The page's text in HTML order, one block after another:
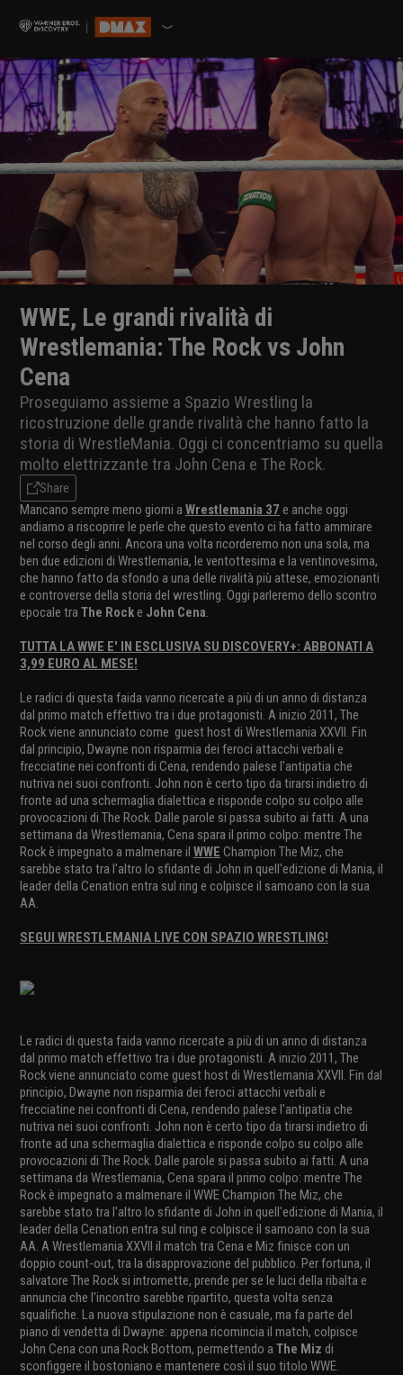
WWE, Le grandi rivalità di
Wrestlemania: The Rock vs John
Cena
Proseguiamo assieme a Spazio Wrestling la
ricostruzione delle grande rivalità che hanno fatto la
storia di WrestleMania. Oggi ci concentriamo su quella
molto elettrizzante tra John Cena e The Rock.
Share
Mancano sempre meno giorni a Wrestlemania 37 e anche oggi
andiamo a riscoprire le perle che questo evento ci ha fatto ammirare
nel corso degli anni. Ancora una volta ricorderemo non una sola, ma
ben due edizioni di Wrestlemania, le ventottesima e la ventinovesima,
che hanno fatto da sfondo a una delle rivalità più attese, emozionanti
e controverse della storia del wrestling. Oggi parleremo dello scontro
epocale tra The Rocke John Cena.
TUTTA LA WWE E' IN ESCLUSIVA SU DISCOVERY+: ABBONATI A
3,99 EURO AL MESE!
Le radici di questa faida vanno ricercate a più di un anno di distanza
dal primo match effettivo tra i due protagonisti. A inizio 2011, The
Rock viene annunciato come guest host di Wrestlemania XXVII. Fin
dal principio, Dwayne non risparmia dei feroci attacchi verbali e
frecciatine nei confronti di Cena, rendendo palese l'antipatia che
nutriva nei suoi confronti. John non è certo tipo da tirarsi indietro di
fronte ad una schermaglia dialettica e risponde colpo su colpo alle
provocazioni di The Rock. Dalle parole si passa subito ai fatti. A una
settimana da Wrestlemania, Cena spara il primo colpo: mentre The
Rock è impegnato a malmenare il WWE Champion The Miz, che
sarebbe stato tra l'altro lo sfidante di John in quell'edizione di Mania, il
leader della Cenation entra sul ring e colpisce il samoano con la sua
AA.
SEGUI WRESTLEMANIA LIVE CON SPAZIO WRESTLING!
Le radici di questa faida vanno ricercate a più di un anno di distanza
dal primo match effettivo tra i due protagonisti. A inizio 2011, The
Rock viene annunciato come guest host di Wrestlemania XXVII. Fin dal
principio, Dwayne non risparmia dei feroci attacchi verbali e
frecciatine nei confronti di Cena, rendendo palese l'antipatia che
nutriva nei suoi confronti. John non è certo tipo da tirarsi indietro di
fronte ad una schermaglia dialettica e risponde colpo su colpo alle
provocazioni di The Rock. Dalle parole si passa subito ai fatti. A una
settimana da Wrestlemania, Cena spara il primo colpo: mentre The
Rock è impegnato a malmenare il WWE Champion The Miz, che
sarebbe stato tra l'altro lo sfidante di John in quell'edizione di Mania, il
leader della Cenation entra sul ring e colpisce il samoano con la sua
AA. A Wrestlemania XXVII il match tra Cena e Miz finisce con un
doppio count-out, tra la disapprovazione del pubblico. Per fortuna, il
salvatore The Rock si intromette, prende per se le luci della ribalta e
annuncia che l'incontro sarebbe ripartito, questa volta senza
squalifiche. La nuova stipulazione non è casuale, ma fa parte del
piano di vendetta di Dwayne: appena ricomincia il match, colpisce
John Cena con una Rock Bottom, permettendo a The Miz di
sconfiggere il bostoniano e mantenere così il suo titolo WWE.